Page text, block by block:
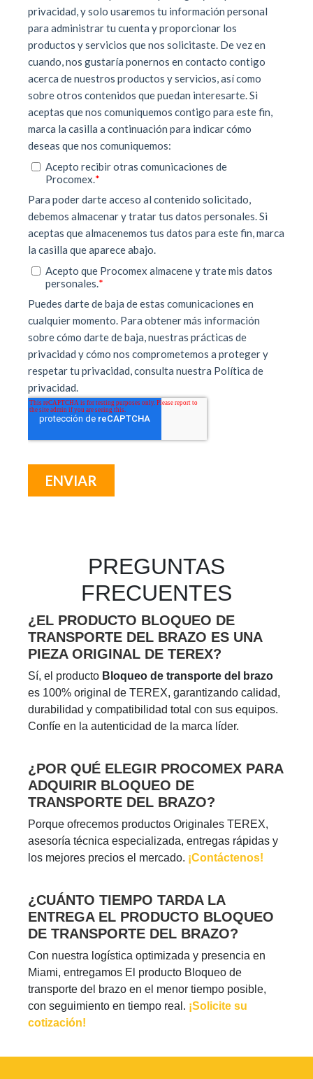
PREGUNTAS
FRECUENTES
¿EL PRODUCTO BLOQUEO DE
TRANSPORTE DEL BRAZO ES UNA
PIEZA ORIGINAL DE TEREX?
Sí, el producto Bloqueo de transporte del brazo
es 100% original de TEREX, garantizando calidad,
durabilidad y compatibilidad total con sus equipos.
Confíe en la autenticidad de la marca líder.
¿POR QUÉ ELEGIR PROCOMEX PARA
ADQUIRIR BLOQUEO DE
TRANSPORTE DEL BRAZO?
Porque ofrecemos productos Originales TEREX,
asesoría técnica especializada, entregas rápidas y
los mejores precios el mercado. ¡Contáctenos!
¿CUÁNTO TIEMPO TARDA LA
ENTREGA EL PRODUCTO BLOQUEO
DE TRANSPORTE DEL BRAZO?
Con nuestra logística optimizada y presencia en
Miami, entregamos El producto Bloqueo de
transporte del brazo en el menor tiempo posible,
con seguimiento en tiempo real. ¡Solicite su
cotización!